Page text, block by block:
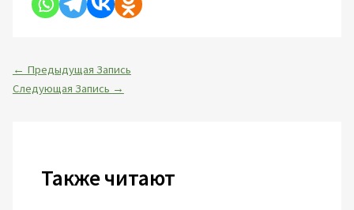
← Предыдущая Запись
Следующая Запись →
Также читают